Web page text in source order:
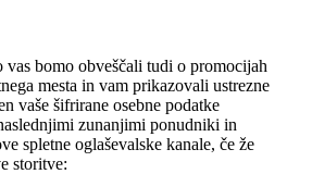
bomo obveščali tudi o promocijah
mesta in vam prikazovali ustrezne
vaše šifrirane osebne podatke
zunanjimi ponudniki in
spletne oglaševalske kanale, če že
storitve: